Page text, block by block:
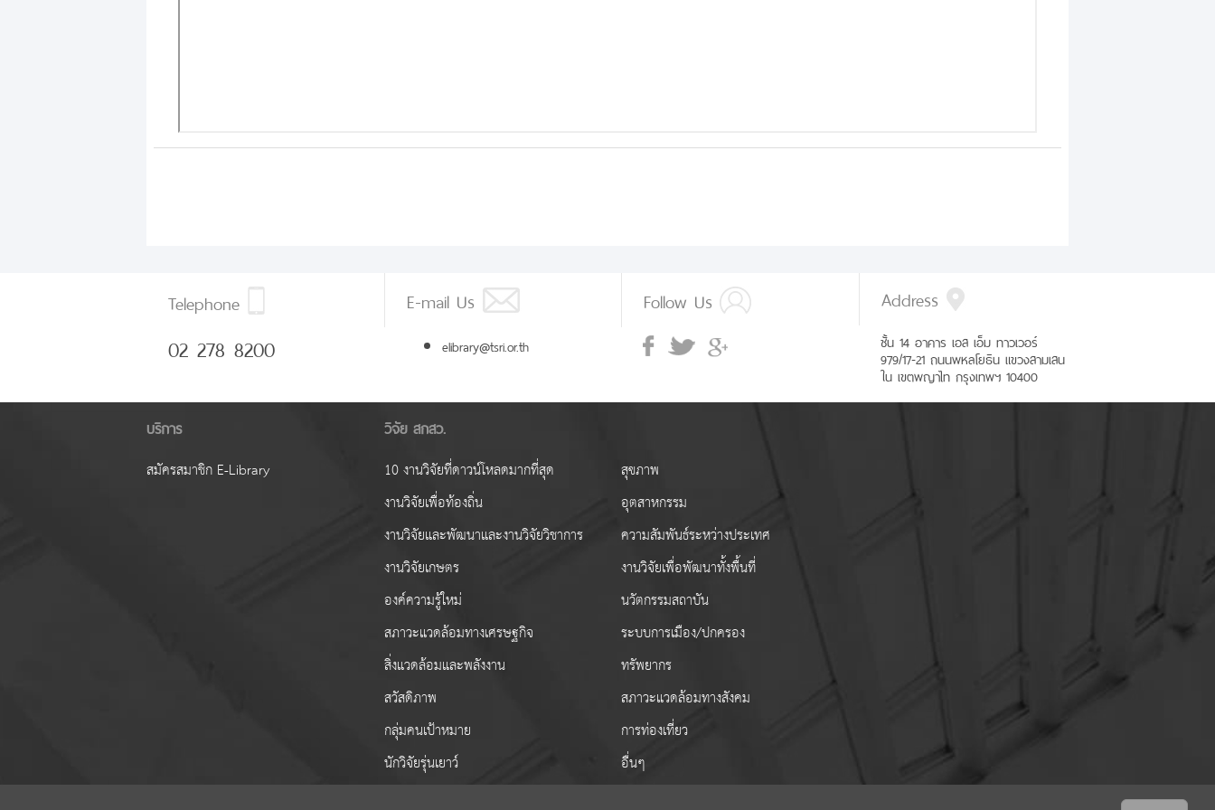
Telephone
02 278 8200
E-mail Us
elibrary@tsri.or.th
Follow Us Address
ชั้น 14 อาคาร เอส เอ็ม ทาวเวอร์
979/17-21 ถนนพหลโยธิน แขวงสามเสน
ใน เขตพญาไท กรุงเทพฯ 10400
บริการ
สมัครสมาชิก E-Library
วิจัย สกสว.
10 งานวิจัยที่ดาวน์โหลดมากที่สุด
งานวิจัยเพื่อท้องถิ่น
งานวิจัยและพัฒนาและงานวิจัยวิชาการ
งานวิจัยเกษตร
องค์ความรู้ใหม่
สภาวะแวดล้อมทางเศรษฐกิจ
สิ่งแวดล้อมและพลังงาน
สวัสดิภาพ
กลุ่มคนเป้าหมาย
นักวิจัยรุ่นเยาว์
สุขภาพ
อุตสาหกรรม
ความสัมพันธ์ระหว่างประเทศ
งานวิจัยเพื่อพัฒนาทั้งพื้นที่
นวัตกรรมสถาบัน
ระบบการเมือง/ปกครอง
ทรัพยากร
สภาวะแวดล้อมทางสังคม
การท่องเที่ยว
อื่นๆ